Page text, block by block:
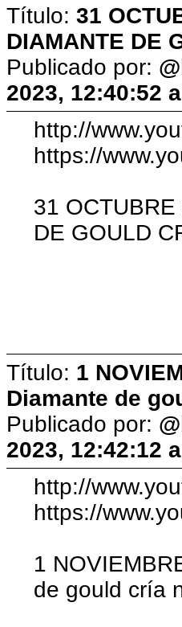
Título: 31
DIAMANTE DE
Publicado por:
2023, 12:40:52
http://
https://
31
DE GOULD
Título: 1
Diamante de
Publicado por:
2023, 12:42:12
http://
https://
1
de gould cría